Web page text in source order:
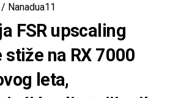
Nanadua11
FSR upscaling
na RX 7000
leta,